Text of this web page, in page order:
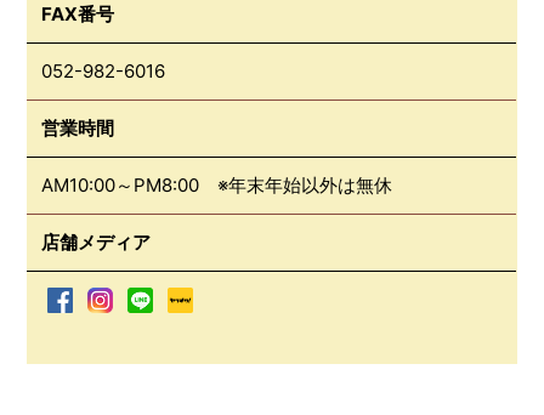
FAX番号
052-982-6016
営業時間
AM10:00～PM8:00 ※年末年始以外は無休
店舗メディア